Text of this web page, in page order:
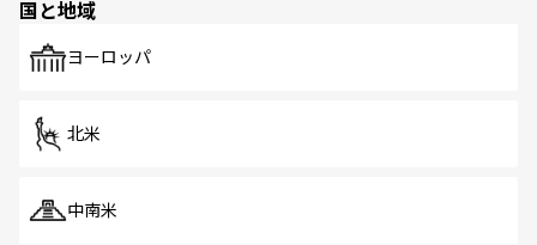
で、ホーカーズは地元の風情を楽しめる外せないスポット
国と地域
ヨーロッパ
北米
中南米